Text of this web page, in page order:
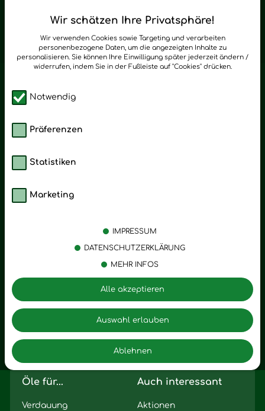
Wir schätzen Ihre Privatsphäre!
Wir verwenden Cookies sowie Targeting und verarbeiten
personenbezogene Daten, um die angezeigten Inhalte zu
personalisieren. Sie können Ihre Einwilligung später jederzeit ändern /
widerrufen, indem Sie in der Fußleiste auf "Cookies" drücken.
Notwendig
Präferenzen
Statistiken
Marketing
IMPRESSUM
DATENSCHUTZERKLÄRUNG
MEHR INFOS
Ablehnen
Auswahl erlauben
Alle akzeptieren
zum Newsletter anmelden
Zuhause
Stress
Entspannung
Trauer
Romantik
Motivation
Seelischer Schlag
Öle für...
Verdauung
Auch interessant
Aktionen